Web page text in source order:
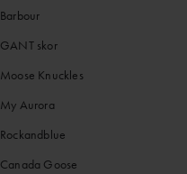
Barbour
GANT skor
Moose Knuckles
My Aurora
Rockandblue
Canada Goose